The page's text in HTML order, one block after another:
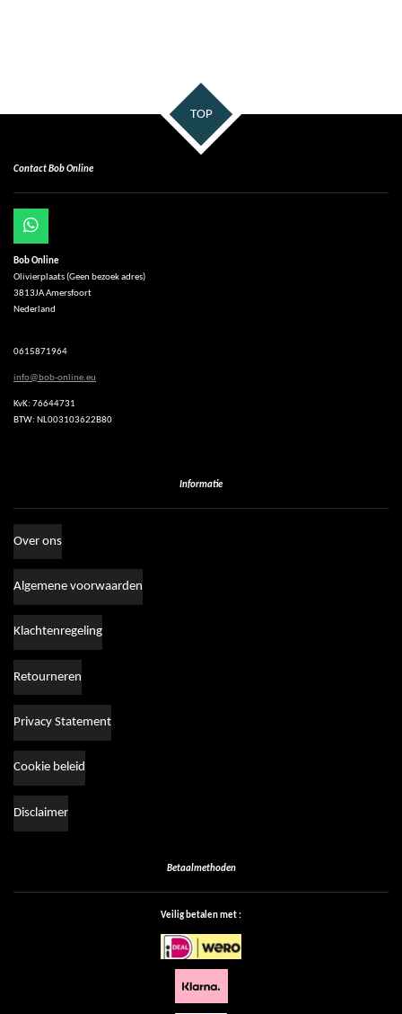
TOP
Contact Bob Online
W
h
a
t
s
A
p
Bob Online
Olivierplaats (Geen bezoek adres)
3813JA Amersfoort
Nederland
0615871964
info@bob-online.eu
KvK: 76644731
BTW: NL003103622B80
Informatie
Over ons
Algemene voorwaarden
Klachtenregeling
Retourneren
Privacy Statement
Cookie beleid
Disclaimer
Betaalmethoden
Veilig betalen met :